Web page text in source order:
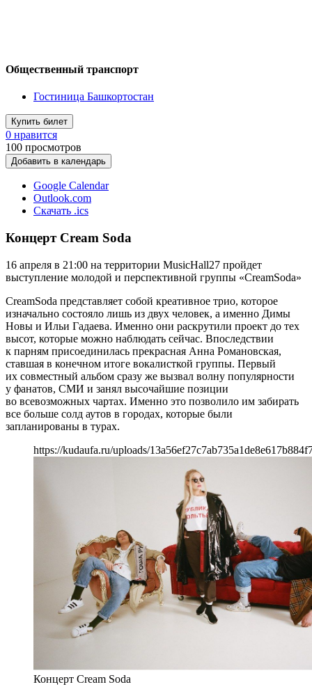
Общественный транспорт
Гостиница Башкортостан
Купить билет
0 нравится
100 просмотров
Добавить в календарь
Google Calendar
Outlook.com
Скачать .ics
Концерт Cream Soda
16 апреля в 21:00 на территории MusicHall27 пройдет
выступление молодой и перспективной группы «CreamSoda»
CreamSoda представляет собой креативное трио, которое
изначально состояло лишь из двух человек, а именно Димы
Новы и Ильи Гадаева. Именно они раскрутили проект до тех
высот, которые можно наблюдать сейчас. Впоследствии
к парням присоединилась прекрасная Анна Романовская,
ставшая в конечном итоге вокалисткой группы. Первый
их совместный альбом сразу же вызвал волну популярности
у фанатов, СМИ и занял высочайшие позиции
во всевозможных чартах. Именно это позволило им забирать
все больше солд аутов в городах, которые были
запланированы в турах.
https://kudaufa.ru/uploads/
Концерт Cream Soda